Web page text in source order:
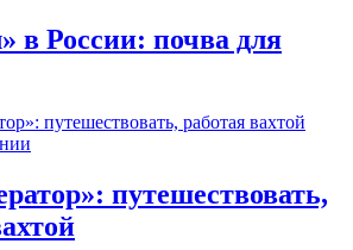
в России: почва для
путешествовать,